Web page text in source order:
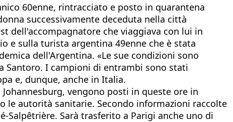
60enne, rintracciato e posto in quarantena
successivamente deceduta nella città
dell'accompagnatore che viaggiava con lui in
e sulla turista argentina 49enne che è stata
dell'Argentina. «Le sue condizioni sono
Santoro. I campioni di entrambi sono stati
e, dunque, anche in Italia.
vengono posti in queste ore in
le autorità sanitarie. Secondo informazioni raccolte
Sarà trasferito a Parigi anche uno di